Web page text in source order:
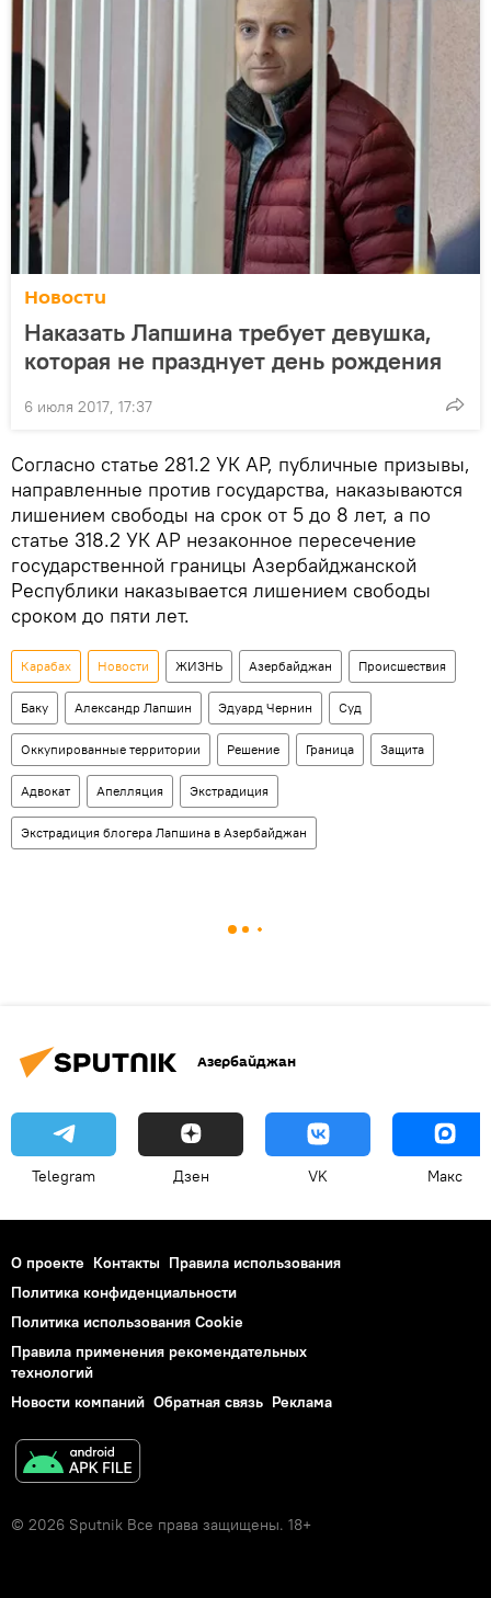
Новости
Наказать Лапшина требует девушка,
которая не празднует день рождения
6 июля 2017, 17:37
Согласно статье 281.2 УК АР, публичные призывы,
направленные против государства, наказываются
лишением свободы на срок от 5 до 8 лет, а по
статье 318.2 УК АР незаконное пересечение
государственной границы Азербайджанской
Республики наказывается лишением свободы
сроком до пяти лет.
Карабах Новости ЖИЗНЬ Азербайджан Происшествия
Баку Александр Лапшин Эдуард Чернин Суд
Оккупированные территории Решение Граница Защита
Адвокат Апелляция Экстрадиция
Экстрадиция блогера Лапшина в Азербайджан
Азербайджан
Telegram Дзен VK Макс
О проекте Контакты Правила использования
Политика конфиденциальности
Политика использования Cookie
Правила применения рекомендательных
технологий
Новости компаний Обратная связь Реклама
© 2026 Sputnik Все права защищены. 18+